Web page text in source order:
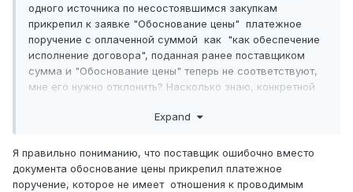
одного источника по несостоявшимся закупкам
прикрепил к заявке "Обоснование цены" платежное
поручение с оплаченной суммой как "как обеспечение
исполнение договора", поданная ранее поставщиком
сумма и "Обоснование цены" теперь не соответствуют,
мне его нужно отклонить? Насколько знаю, конкретной
предоставляется поставщиками в произвольной форме,
Expand
Я правильно пониманию, что поставщик ошибочно вместо
документа обоснование цены прикрепил платежное
поручение, которое не имеет отношения к проводимым